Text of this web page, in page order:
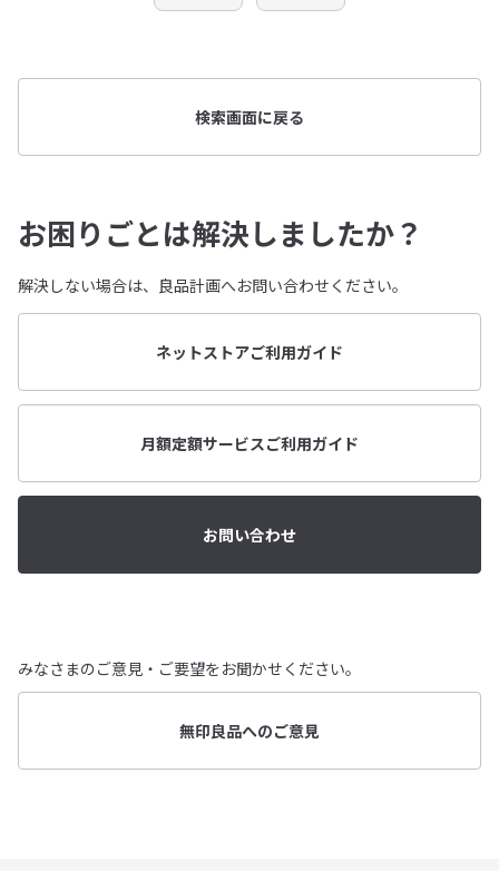
検索画面に戻る
お困りごとは解決しましたか？
解決しない場合は、良品計画へお問い合わせください。
ネットストアご利用ガイド
月額定額サービスご利用ガイド
お問い合わせ
みなさまのご意見・ご要望をお聞かせください。
無印良品へのご意見